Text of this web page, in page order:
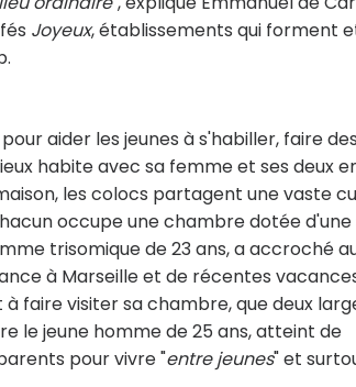
Joyeux, établissements qui forment
aider les jeunes à s'habiller, faire des
habite avec sa femme et ses deux
les colocs partagent une vaste
occupe une chambre dotée d'une
trisomique de 23 ans, a accroché
à Marseille et de récentes
à faire visiter sa chambre, que deux
le jeune homme de 25 ans, atteint de
pour vivre "entre jeunes" et